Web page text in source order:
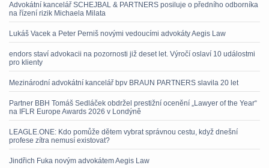
Advokátní kancelář SCHEJBAL & PARTNERS posiluje o předního odborníka
na řízení rizik Michaela Milata
Lukáš Vacek a Peter Perniš novými vedoucími advokáty Aegis Law
endors staví advokacii na pozornosti již deset let. Výročí oslaví 10 událostmi
pro klienty
Mezinárodní advokátní kancelář bpv BRAUN PARTNERS slavila 20 let
Partner BBH Tomáš Sedláček obdržel prestižní ocenění „Lawyer of the Year“
na IFLR Europe Awards 2026 v Londýně
LEAGLE.ONE: Kdo pomůže dětem vybrat správnou cestu, když dnešní
profese zítra nemusí existovat?
Jindřich Fuka novým advokátem Aegis Law